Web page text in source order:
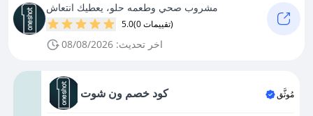
مشروب صحي وطعمه حلو، يعطيك انتعاش
5.0 (0 تقييمات)
اخر تحديث: 08/08/2026
كود خصم ون شوت مُوثَّق